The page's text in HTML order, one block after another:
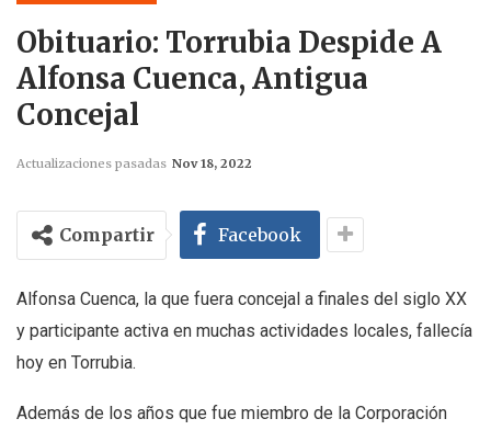
Obituario: Torrubia Despide A
Alfonsa Cuenca, Antigua
Concejal
Actualizaciones pasadas Nov 18, 2022
Compartir Facebook
Alfonsa Cuenca, la que fuera concejal a finales del siglo XX
y participante activa en muchas actividades locales, fallecía
hoy en Torrubia.
Además de los años que fue miembro de la Corporación